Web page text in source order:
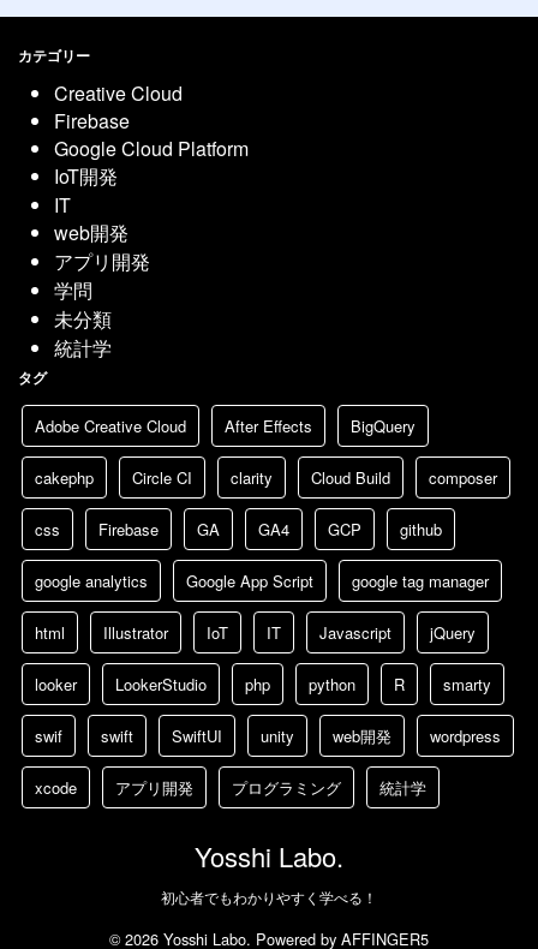
カテゴリー
Creative Cloud
Firebase
Google Cloud Platform
IoT開発
IT
web開発
アプリ開発
学問
未分類
統計学
タグ
Adobe Creative Cloud After Effects BigQuery
cakephp Circle CI clarity Cloud Build composer
css Firebase GA GA4 GCP github
google analytics Google App Script google tag manager
html Illustrator IoT IT Javascript jQuery
looker LookerStudio php python R smarty
swif swift SwiftUI unity web開発 wordpress
xcode アプリ開発 プログラミング 統計学
Yosshi Labo.
初心者でもわかりやすく学べる！
© 2026 Yosshi Labo. Powered by AFFINGER5